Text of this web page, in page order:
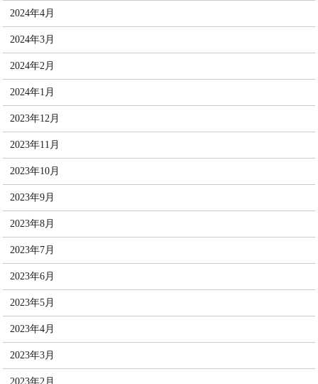
2024年4月
2024年3月
2024年2月
2024年1月
2023年12月
2023年11月
2023年10月
2023年9月
2023年8月
2023年7月
2023年6月
2023年5月
2023年4月
2023年3月
2023年2月